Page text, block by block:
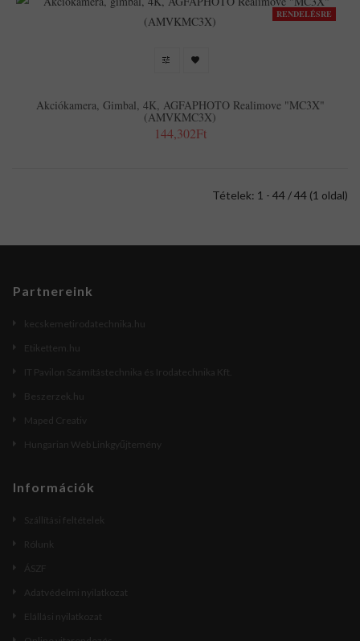
RENDELÉSRE
Akciókamera, Gimbal, 4K, AGFAPHOTO Realimove "MC3X"
(AMVKMC3X)
144,302Ft
Tételek: 1 - 44 / 44 (1 oldal)
Partnereink
kecskemetirodatechnika.hu
Etikettem.hu
IT Pavilon Számítástechnika és Irodatechnika Kft.
Beszerzek.hu
Maped Creativ
Hungarian Web Linkgyűjtemény
Információk
Szállítási feltételek
Rólunk
ÁSZF
Adatvédelmi nyilatkozat
Elállási nyilatkozat